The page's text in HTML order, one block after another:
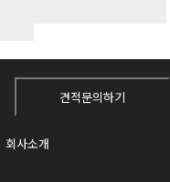
견적문의하기
회사소개